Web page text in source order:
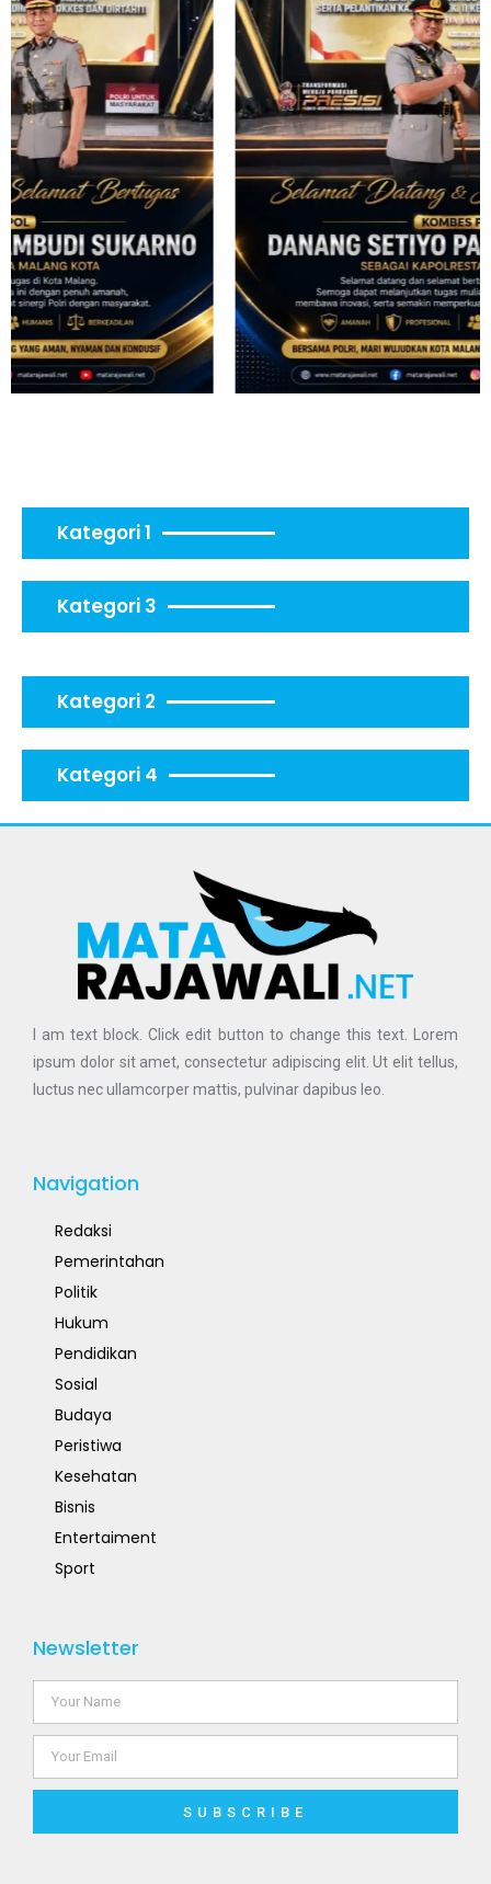
Kategori 1
Kategori 3
Kategori 2
Kategori 4
I am text block. Click edit button to change this text. Lorem
ipsum dolor sit amet, consectetur adipiscing elit. Ut elit tellus,
luctus nec ullamcorper mattis, pulvinar dapibus leo.
Navigation
Redaksi
Pemerintahan
Politik
Hukum
Pendidikan
Sosial
Budaya
Peristiwa
Kesehatan
Bisnis
Entertaiment
Sport
Newsletter
SUBSCRIBE